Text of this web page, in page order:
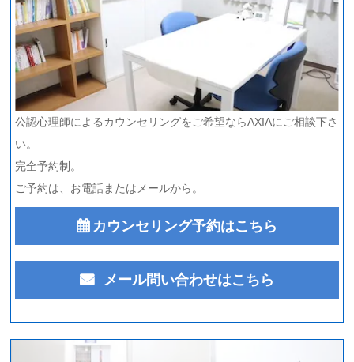
公認心理師によるカウンセリングをご希望ならAXIAにご相談下さ
い。
完全予約制。
ご予約は、お電話またはメールから。
カウンセリング予約はこちら
メール問い合わせはこちら